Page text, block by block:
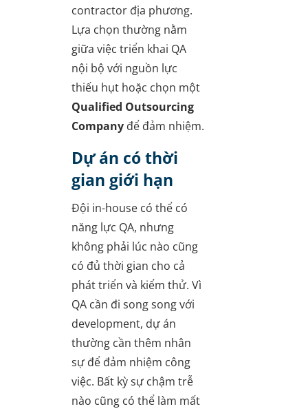
contractor địa phương.
Lựa chọn thường nằm
giữa việc triển khai QA
nội bộ với nguồn lực
thiếu hụt hoặc chọn một
Qualified Outsourcing
Company để đảm nhiệm.
Dự án có thời
gian giới hạn
Đội in-house có thể có
năng lực QA, nhưng
không phải lúc nào cũng
có đủ thời gian cho cả
phát triển và kiểm thử. Vì
QA cần đi song song với
development, dự án
thường cần thêm nhân
sự để đảm nhiệm công
việc. Bất kỳ sự chậm trễ
nào cũng có thể làm mất